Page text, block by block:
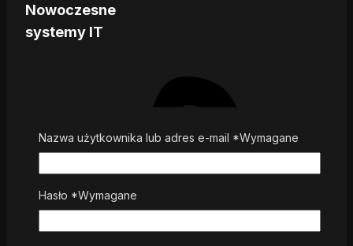
Nowoczesne
systemy IT
Nazwa użytkownika lub adres e-mail *Wymagane
Hasło *Wymagane